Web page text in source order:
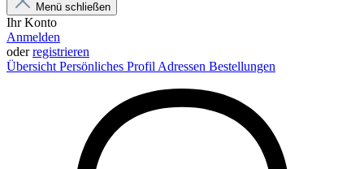
Menü schließen
Ihr Konto
Anmelden
oderregistrieren
Übersicht Persönliches Profil Adressen Bestellungen